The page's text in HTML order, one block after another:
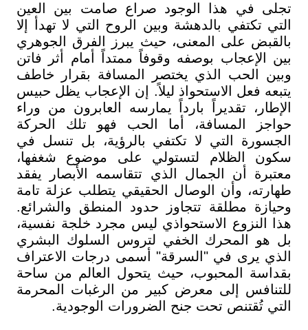
تجلى في هذا الوجود صراع صامت بين العين
التي تكتفي بالدهشة وبين الروح التي لا تهدأ إلا
بالقبض على المعنى، حيث يبرز الفرق الجوهري
بين الإعجاب بوصفه وقوفاً ممتداً أمام أثر فاتن
وبين الحب الذي يختصر المسافة بقرار خاطف
يتبعه فعل الاستحواذ ليلاً. إن الإعجاب يظل حبيس
الإطار، تقديراً بارداً يمارسه العابرون من وراء
حواجز المسافة، أما الحب فهو تلك الحركة
الجسورة التي لا تكتفي بالرؤية، بل تنسل في
سكون الظلام لتستولي على موضوع شغفها،
معتبرة أن الجمال الذي تتقاسمه الأبصار يفقد
طهارته، وأن الوصال الحقيقي يتطلب عزلة تامة
وحيازة مطلقة تتجاوز حدود المنطق والشرائع.
هذا النزوع الاستحواذي ليس مجرد خلجة نفسية،
بل هو المحرك الخفي لتروس السلوك البشري
الذي يرى في "السرقة" أسمى درجات الاعتراف
بقداسة المحبوب، حيث يتحول العالم من ساحة
للتنافس إلى معرض كبير من الرغبات المحرمة
التي تُقتنص تحت جنح الضرورات الوجودية.